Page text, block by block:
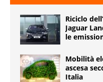
Riciclo
Jaguar
le
Mobilità
ascesa
Italia